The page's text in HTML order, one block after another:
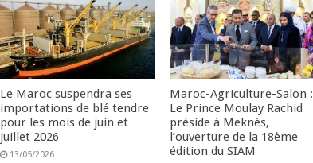
Le Maroc suspendra ses
importations de blé tendre
pour les mois de juin et
juillet 2026
13/05/2026
Maroc-Agriculture-Salon :
Le Prince Moulay Rachid
préside à Meknès,
l’ouverture de la 18ème
édition du SIAM